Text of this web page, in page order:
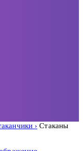
Стаканы